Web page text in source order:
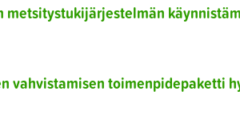
vahvistamisen toimenpidepaketti